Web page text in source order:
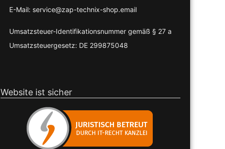
E-Mail: service@zap-technix-shop.email
Umsatzsteuer-Identifikationsnummer gemäß § 27 a
Umsatzsteuergesetz: DE 299875048
Website ist sicher